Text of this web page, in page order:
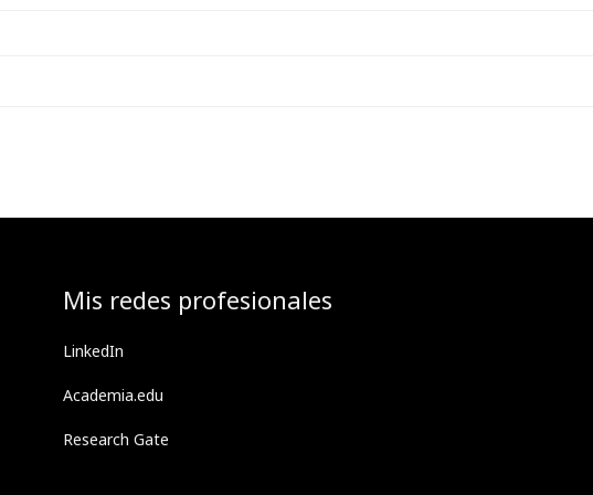
Mis redes profesionales
LinkedIn
Academia.edu
Research Gate